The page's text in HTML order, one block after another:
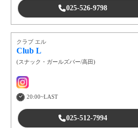
025-526-9798
クラブ エル
Club L
(スナック・ガールズバー/高田)
20:00~LAST
025-512-7994